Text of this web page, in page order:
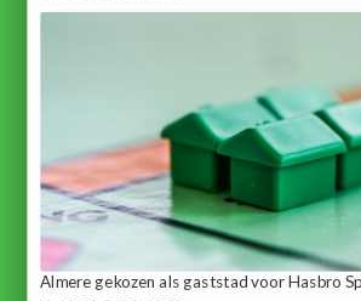
Almere gekozen als gaststad voor Hasbro